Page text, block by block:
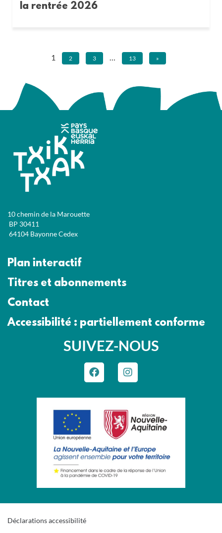
la rentrée 2026
1 2 3 … 13 »
10 chemin de la Marouette
BP 30411
64104 Bayonne Cedex
Plan interactif
Titres et abonnements
Contact
Accessibilité : partiellement conforme
SUIVEZ-NOUS
Déclarations accessibilité